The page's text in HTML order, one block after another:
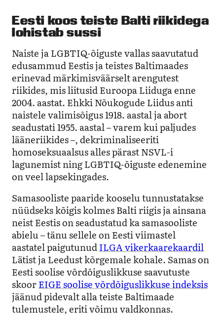
Eesti koos teiste Balti riikidega
lohistab sussi
Naiste ja LGBTIQ-õiguste vallas saavutatud
edusammud Eestis ja teistes Baltimaades
erinevad märkimisväärselt arengutest
riikides, mis liitusid Euroopa Liiduga enne
2004. aastat. Ehkki Nõukogude Liidus anti
naistele valimisõigus 1918. aastal ja abort
seadustati 1955. aastal – varem kui paljudes
lääneriikides –, dekriminaliseeriti
homoseksuaalsus alles pärast NSVL-i
lagunemist ning LGBTIQ-õiguste edenemine
on veel lapsekingades.
Samasooliste paaride kooselu tunnustatakse
nüüdseks kõigis kolmes Balti riigis ja ainsana
neist Eestis on seadustatud ka samasooliste
abielu – tänu sellele on Eesti viimastel
aastatel paigutunudILGA vikerkaarekaardil
Lätist ja Leedust kõrgemale kohale. Samas on
Eesti soolise võrdõiguslikkuse saavutuste
skoorEIGE soolise võrdõiguslikkuse indeksis
jäänud pidevalt alla teiste Baltimaade
tulemustele, eriti võimu valdkonnas.